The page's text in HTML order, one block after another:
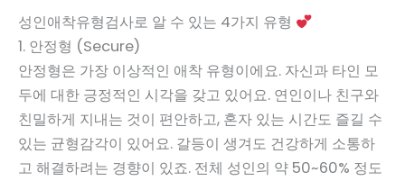
성인애착유형검사로 알 수 있는 4가지 유형
1. 안정형 (Secure)
안정형은 가장 이상적인 애착 유형이에요. 자신과 타인 모
두에 대한 긍정적인 시각을 갖고 있어요. 연인이나 친구와
친밀하게 지내는 것이 편안하고, 혼자 있는 시간도 즐길 수
있는 균형감각이 있어요. 갈등이 생겨도 건강하게 소통하
고 해결하려는 경향이 있죠. 전체 성인의 약 50~60% 정도